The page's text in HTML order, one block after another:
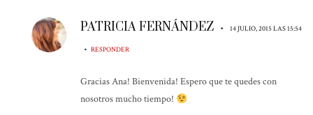
PATRICIA FERNÁNDEZ • 14 JULIO, 2015 LAS 15:54
• RESPONDER
Gracias Ana! Bienvenida! Espero que te quedes con
nosotros mucho tiempo!